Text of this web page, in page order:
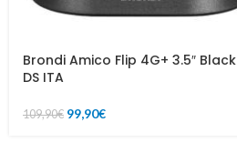
Brondi Amico Flip 4G+ 3.5″ Black
DS ITA
109,90€ 99,90€